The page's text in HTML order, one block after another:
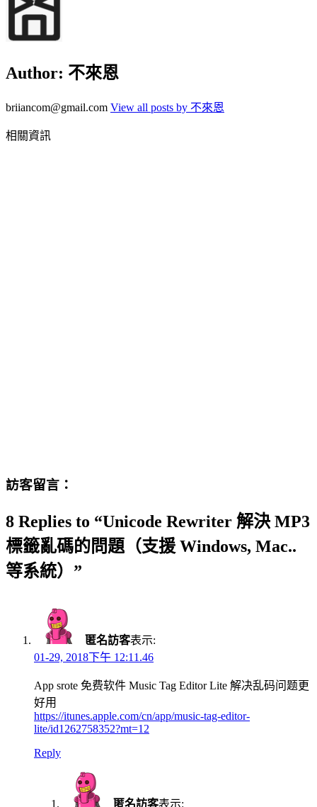
Author: 不來恩
briiancom@gmail.com View all posts by 不來恩
相關資訊
訪客留言：
8 Replies to “Unicode Rewriter 解決 MP3
標籤亂碼的問題（支援 Windows, Mac..
等系統）”
匿名訪客表示:
01-29, 2018下午 12:11.46
App srote 免费软件 Music Tag Editor Lite 解决乱码问题更
好用
https://itunes.apple.com/cn/app/music-tag-editor-
lite/id1262758352?mt=12
Reply
匿名訪客表示: